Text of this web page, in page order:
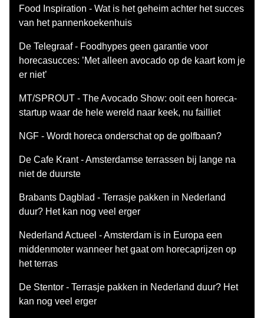
Food Inspiration - Wat is het geheim achter het succes
van het pannenkoekenhuis
De Telegraaf - Foodhypes geen garantie voor
horecasucces: ’Met alleen avocado op de kaart kom je
er niet’
MT/SPROUT - The Avocado Show: ooit een horeca-
startup waar de hele wereld naar keek, nu failliet
NGF - Wordt horeca onderschat op de golfbaan?
De Cafe Krant - Amsterdamse terrassen bij lange na
niet de duurste
Brabants Dagblad - Terrasje pakken in Nederland
duur? Het kan nog veel erger
Nederland Actueel - Amsterdam is in Europa een
middenmoter wanneer het gaat om horecaprijzen op
het terras
De Stentor - Terrasje pakken in Nederland duur? Het
kan nog veel erger